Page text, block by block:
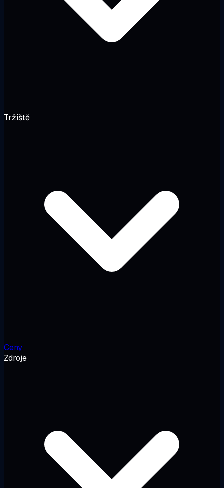
Tržiště
Ceny
Zdroje